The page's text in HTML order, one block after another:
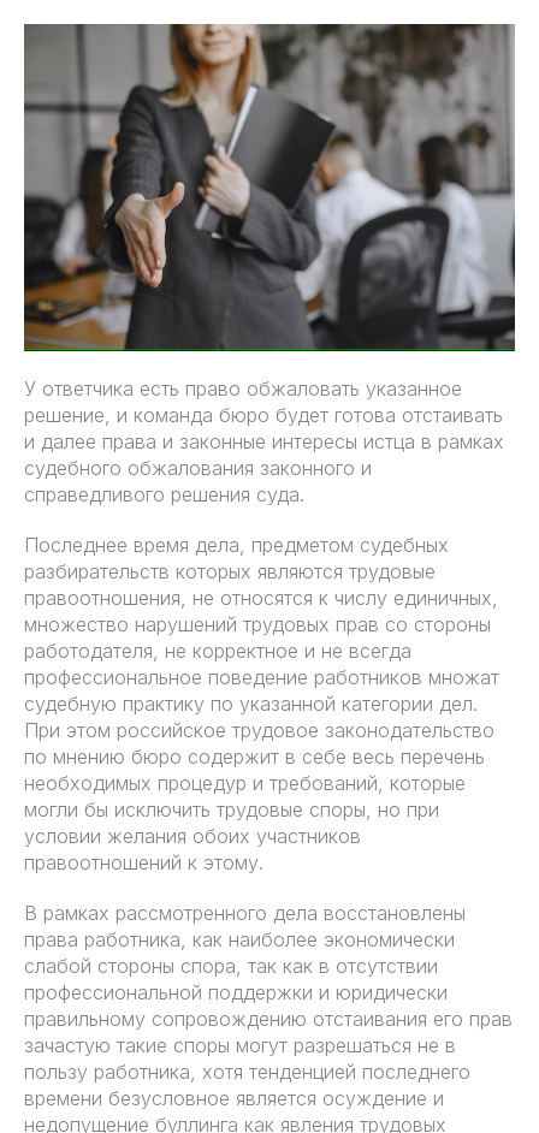
У ответчика есть право обжаловать указанное
решение, и команда бюро будет готова отстаивать
и далее права и законные интересы истца в рамках
судебного обжалования законного и
справедливого решения суда.
Последнее время дела, предметом судебных
разбирательств которых являются трудовые
правоотношения, не относятся к числу единичных,
множество нарушений трудовых прав со стороны
работодателя, не корректное и не всегда
профессиональное поведение работников множат
судебную практику по указанной категории дел.
При этом российское трудовое законодательство
по мнению бюро содержит в себе весь перечень
необходимых процедур и требований, которые
могли бы исключить трудовые споры, но при
условии желания обоих участников
правоотношений к этому.
В рамках рассмотренного дела восстановлены
права работника, как наиболее экономически
слабой стороны спора, так как в отсутствии
профессиональной поддержки и юридически
правильному сопровождению отстаивания его прав
зачастую такие споры могут разрешаться не в
пользу работника, хотя тенденцией последнего
времени безусловное является осуждение и
недопущение буллинга как явления трудовых